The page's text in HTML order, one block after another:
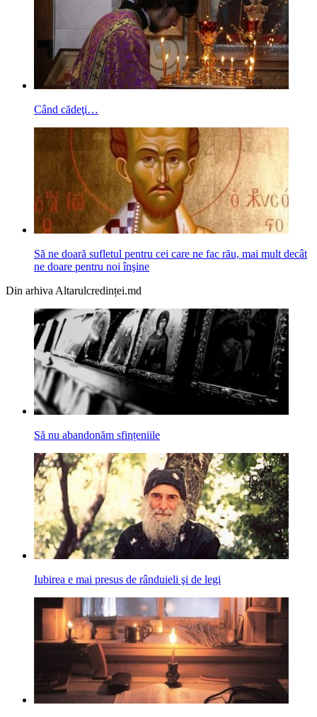
Când cădeţi…
Să ne doară sufletul pentru cei care ne fac rău, mai mult decât
ne doare pentru noi înşine
Din arhiva Altarulcredinței.md
Să nu abandonăm sfințeniile
Iubirea e mai presus de rânduieli şi de legi